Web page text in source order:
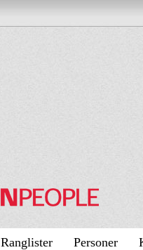
Ranglister Personer